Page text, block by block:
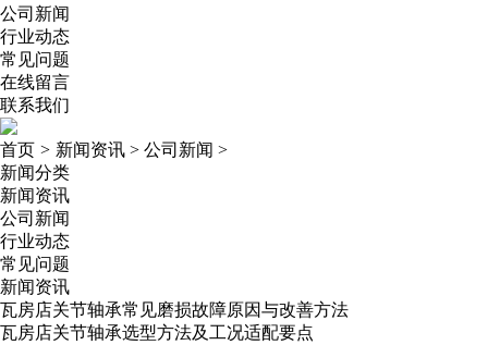
公司新闻
行业动态
常见问题
在线留言
联系我们
首页 > 新闻资讯 > 公司新闻 >
新闻分类
新闻资讯
公司新闻
行业动态
常见问题
新闻资讯
瓦房店关节轴承常见磨损故障原因与改善方法
瓦房店关节轴承选型方法及工况适配要点